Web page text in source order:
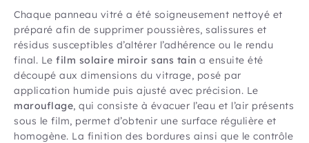
Chaque panneau vitré a été soigneusement nettoyé et
préparé afin de supprimer poussières, salissures et
résidus susceptibles d’altérer l’adhérence ou le rendu
final. Le film solaire miroir sans tain a ensuite été
découpé aux dimensions du vitrage, posé par
application humide puis ajusté avec précision. Le
marouflage, qui consiste à évacuer l’eau et l’air présents
sous le film, permet d’obtenir une surface régulière et
homogène. La finition des bordures ainsi que le contrôle